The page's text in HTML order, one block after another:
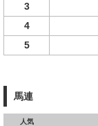
3
4
5
馬連
人気